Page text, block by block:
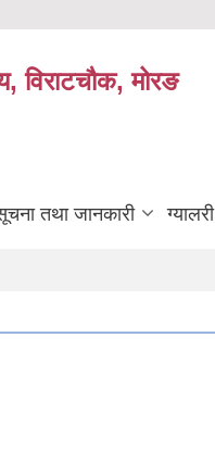
विराटचौक, मोरङ
तथा जानकारी ग्यालरी